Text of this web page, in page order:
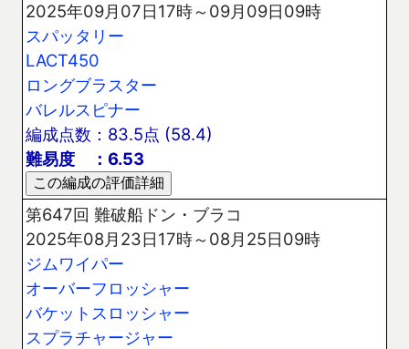
2025年09月07日17時～09月09日09時
スパッタリー
LACT450
ロングブラスター
バレルスピナー
編成点数：83.5点 (58.4)
難易度 ：6.53
第647回 難破船ドン・ブラコ
2025年08月23日17時～08月25日09時
ジムワイパー
オーバーフロッシャー
バケットスロッシャー
スプラチャージャー